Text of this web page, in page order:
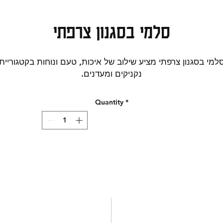
סלמי בסגנון צרפתי
בסגנון צרפתי מציע שילוב של איכות, טעם ונוחות
נקניקים ומעדנים.
ומשתלב היטב עם מוצרים משלימים מהקטלוג. בחירה מצוינת למי
שמחפש מוצר מעדנייה עשיר בטעם. הוסיפו לסל והשלימו מגש
מעדנייה איכותי. קטגוריות חיפוש רלוונטיות: נקניקים במשקל |
Quantity *